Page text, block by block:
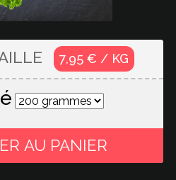
7,95 € / KG
AU PANIER